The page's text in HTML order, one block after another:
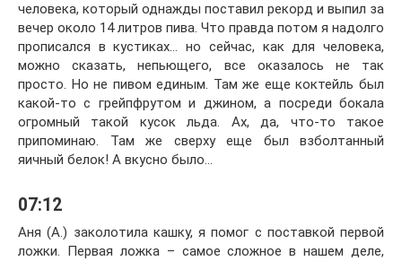
человека, который однажды поставил рекорд и выпил за
вечер около 14 литров пива. Что правда потом я надолго
прописался в кустиках… но сейчас, как для человека,
можно сказать, непьющего, все оказалось не так
просто. Но не пивом единым. Там же еще коктейль был
какой-то с грейпфрутом и джином, а посреди бокала
огромный такой кусок льда. Ах, да, что-то такое
припоминаю. Там же сверху еще был взболтанный
яичный белок! А вкусно было…
07:12
Аня (А.) заколотила кашку, я помог с поставкой первой
ложки. Первая ложка – самое сложное в нашем деле,